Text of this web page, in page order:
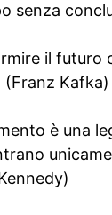
senza
il futuro
(Franz Kafka)
è una